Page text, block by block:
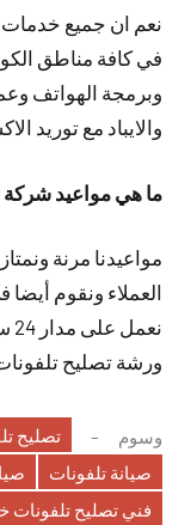
نعم ان جميع
في كافة مناطق
وبرمجة الهواتف
والايباد مع توريد
ما هي مواعيد
مواعيدنا مرنة
العملاء ونقوم
ورشة تصليح
وسوم تصليح
صيانة تلفونات
فني تصليح تلفونات